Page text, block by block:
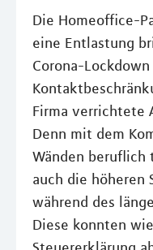
Die Homeoffice-
eine Entlastung
Corona-
Firma verrichtete
Denn mit dem
Wänden beruflich
auch die höheren
während des
Diese konnten